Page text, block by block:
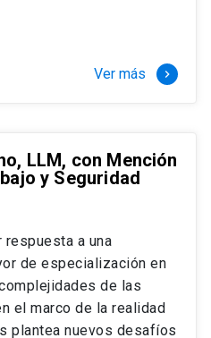
Ver más keyboard_arrow_right
LLM, con Mención
y Seguridad
respuesta a una
de especialización en
de las
el marco de la realidad
plantea nuevos desafíos